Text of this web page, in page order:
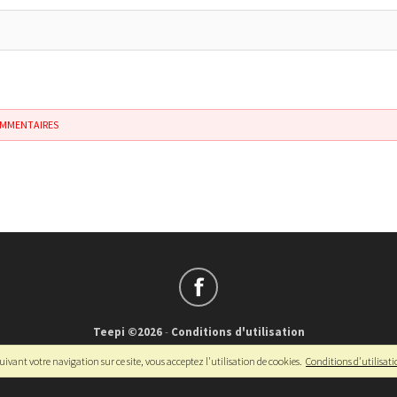
Teepi ©2026- Conditions d'utilisation
Français- English
votre navigation sur ce site, vous acceptez l'utilisation de cookies. Conditions